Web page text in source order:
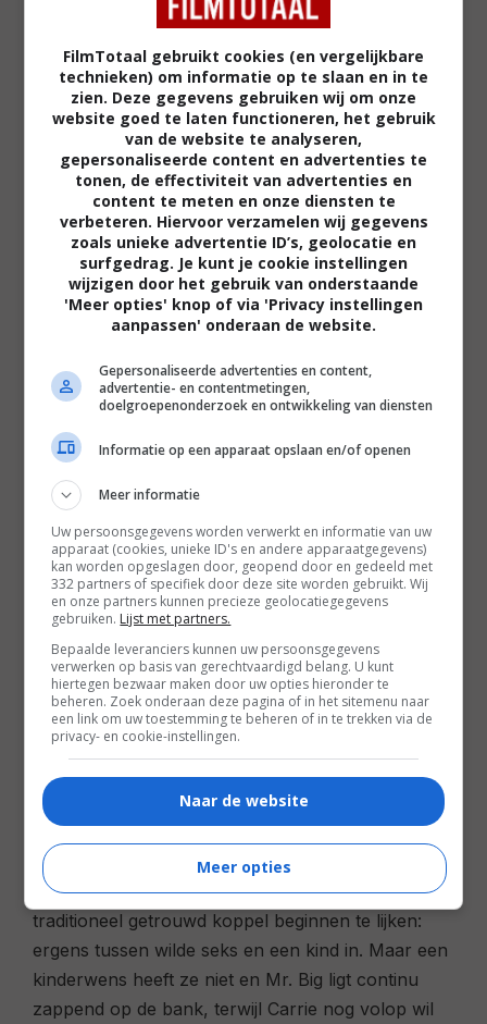
Regie:Michael Patrick King |Cast:Sarah
Jessica Parker (Carrie Bradshaw), Kristin Davis
(Charlotte York), Cynthia Nixon (Miranda
Hobbes), Kim Cattrall (Samantha Jones), Chris
Noth (Mr. Big), David Eigenberg (Steve Brady),
Evan Handler (Harry Goldenblatt) e.a. |
Speelduur:146 minuten |Jaar:2010
De eerste -film betekende voor fans van de serie
dames. Voor de bioscopen betekende het
rinkelende kassas, en een sequel is daarom een
logische volgende stap. In mogen Carrie,
Charlotte, Miranda en Samantha zich als
vrijgevochten vrouwen opnieuw bewijzen, deze
keer in het modern-traditionele Abu Dhabi in het
Midden-Oosten. De glamour, de mode en het
geworstel met hun huidige levens zijn gebleven.
Evenals de plotarme opzet, waardoor dit tweede
deel, net als zijn voorganger, aanvoelt als een veel
te lang uitgesponnen aflevering uit de serie.
Het is inmiddels twee jaar geleden sinds Carrie en
Mr. Big in het huwelijksbootje stapten. Hoewel ze
nog gelukkig met elkaar zijn, begint bij Carrie het
gevoel op te spelen dat ze te veel op een
traditioneel getrouwd koppel beginnen te lijken:
ergens tussen wilde seks en een kind in. Maar een
kinderwens heeft ze niet en Mr. Big ligt continu
zappend op de bank, terwijl Carrie nog volop wil
FilmTotaal gebruikt cookies (en vergelijkbare
technieken) om informatie op te slaan en in te
zien. Deze gegevens gebruiken wij om onze
website goed te laten functioneren, het gebruik
van de website te analyseren,
gepersonaliseerde content en advertenties te
tonen, de effectiviteit van advertenties en
content te meten en onze diensten te
verbeteren. Hiervoor verzamelen wij gegevens
zoals unieke advertentie ID’s, geolocatie en
surfgedrag. Je kunt je cookie instellingen
wijzigen door het gebruik van onderstaande
'Meer opties' knop of via 'Privacy instellingen
aanpassen' onderaan de website.
Gepersonaliseerde advertenties en content,
advertentie- en contentmetingen,
doelgroepenonderzoek en ontwikkeling van diensten
Informatie op een apparaat opslaan en/of openen
Meer informatie
Uw persoonsgegevens worden verwerkt en informatie van uw
apparaat (cookies, unieke ID's en andere apparaatgegevens)
kan worden opgeslagen door, geopend door en gedeeld met
332 partners of specifiek door deze site worden gebruikt. Wij
en onze partners kunnen precieze geolocatiegegevens
gebruiken. Lijst met partners.
Bepaalde leveranciers kunnen uw persoonsgegevens
verwerken op basis van gerechtvaardigd belang. U kunt
hiertegen bezwaar maken door uw opties hieronder te
beheren. Zoek onderaan deze pagina of in het sitemenu naar
een link om uw toestemming te beheren of in te trekken via de
privacy- en cookie-instellingen.
Naar de website
Meer opties